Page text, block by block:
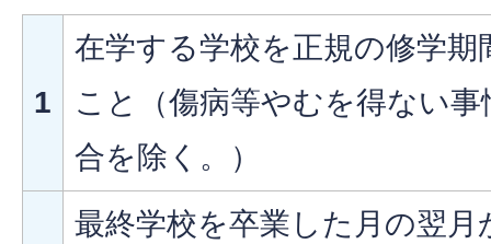
1
在学する学校を正規の修学
こと（傷病等やむを得ない
合を除く。）
最終学校を卒業した月の翌